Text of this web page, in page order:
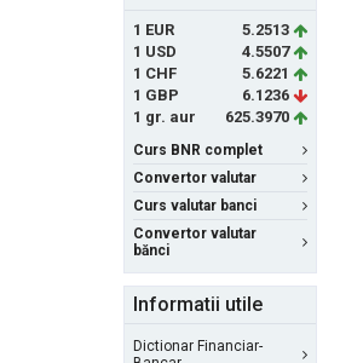
1 EUR
5.2513
1 USD
4.5507
1 CHF
5.6221
1 GBP
6.1236
1 gr. aur
625.3970
Curs BNR complet
Convertor valutar
Curs valutar banci
Convertor valutar
bănci
Informatii utile
Dictionar Financiar-